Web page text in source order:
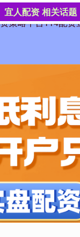
策略平台114配资
宜人配资 相关话题